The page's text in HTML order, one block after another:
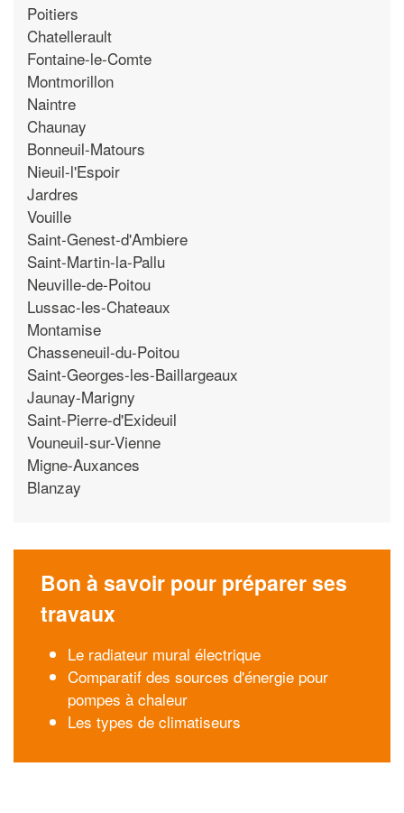
Poitiers
Chatellerault
Fontaine-le-Comte
Montmorillon
Naintre
Chaunay
Bonneuil-Matours
Nieuil-l'Espoir
Jardres
Vouille
Saint-Genest-d'Ambiere
Saint-Martin-la-Pallu
Neuville-de-Poitou
Lussac-les-Chateaux
Montamise
Chasseneuil-du-Poitou
Saint-Georges-les-Baillargeaux
Jaunay-Marigny
Saint-Pierre-d'Exideuil
Vouneuil-sur-Vienne
Migne-Auxances
Blanzay
Bon à savoir pour préparer ses
travaux
Le radiateur mural électrique
Comparatif des sources d'énergie pour
pompes à chaleur
Les types de climatiseurs